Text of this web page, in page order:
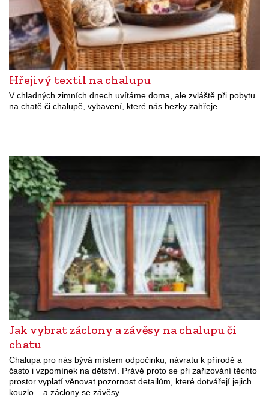
Hřejivý textil na chalupu
V chladných zimních dnech uvítáme doma, ale zvláště při pobytu
na chatě či chalupě, vybavení, které nás hezky zahřeje.
Jak vybrat záclony a závěsy na chalupu či
chatu
Chalupa pro nás bývá místem odpočinku, návratu k přírodě a
často i vzpomínek na dětství. Právě proto se při zařizování těchto
prostor vyplatí věnovat pozornost detailům, které dotvářejí jejich
kouzlo – a záclony se závěsy…